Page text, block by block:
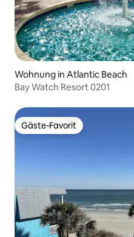
Wohnung in Atlantic Beach
Bay Watch Resort 0201
Gäste-Favorit
Gäste-Favorit